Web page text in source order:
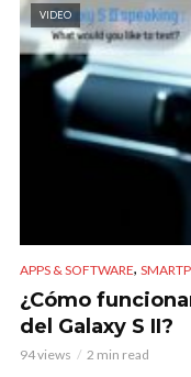
VIDEO
APPS & SOFTWARE,
¿Cómo
del Galaxy S II?
94 views 2 min read